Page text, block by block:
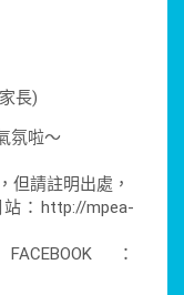
長)
氛啦～
但請註明出處，
：http://mpea-
：